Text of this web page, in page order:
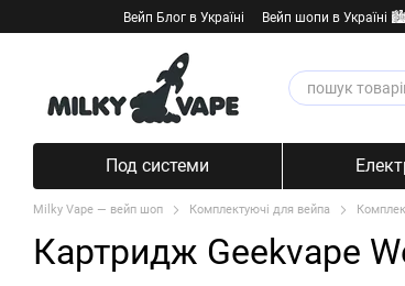
Перейти к основному контенту
Вейп Блог в Україні Вейп шопи в Україні 🏙️
Под системи
Milky Vape — вейп шоп Комплектуючі для вейпа
Картридж Geekvape